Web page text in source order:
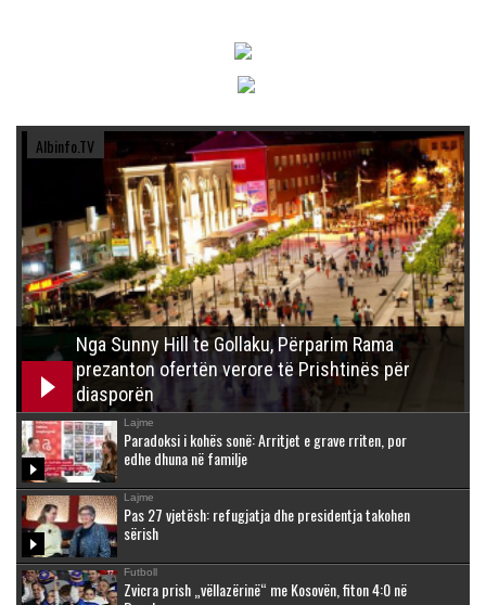
Albinfo.TV
Nga Sunny Hill te Gollaku, Përparim Rama
prezanton ofertën verore të Prishtinës për
diasporën
Lajme
Paradoksi i kohës sonë: Arritjet e grave rriten, por
edhe dhuna në familje
Lajme
Pas 27 vjetësh: refugjatja dhe presidentja takohen
sërish
Futboll
Zvicra prish „vëllazërinë“ me Kosovën, fiton 4:0 në